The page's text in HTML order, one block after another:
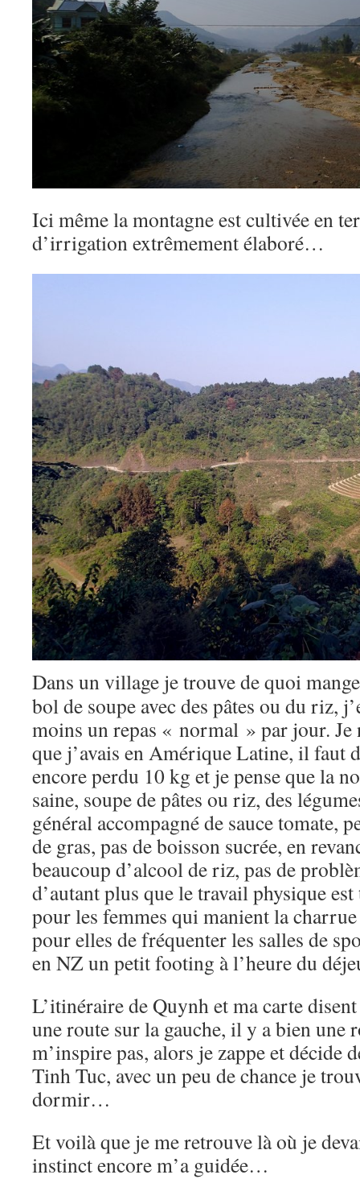
Ici même la montagne est cultivée en
d’irrigation extrêmement élaboré…
Dans un village je trouve de quoi
bol de soupe avec des pâtes ou du riz,
moins un repas « normal » par jour. Je
que j’avais en Amérique Latine, il faut
encore perdu 10 kg et je pense que la
saine, soupe de pâtes ou riz, des
général accompagné de sauce tomate,
de gras, pas de boisson sucrée, en
beaucoup d’alcool de riz, pas de
d’autant plus que le travail physique
pour les femmes qui manient la
pour elles de fréquenter les salles de
en NZ un petit footing à l’heure du
L’itinéraire de Quynh et ma carte
une route sur la gauche, il y a bien une
m’inspire pas, alors je zappe et décide
Tinh Tuc, avec un peu de chance je
dormir…
Et voilà que je me retrouve là où je
instinct encore m’a guidée…